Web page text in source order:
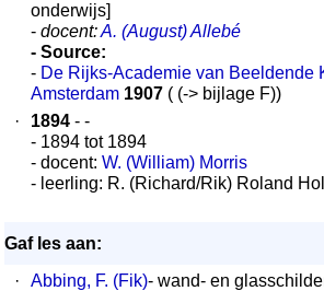
onderwijs]
- docent:A. (August) Allebé
- Source:
- De Rijks-Academie van Beeldende
Amsterdam 1907 ( (-> bijlage F))
·
1894 - -
- 1894 tot 1894
- docent: W. (William) Morris
- leerling: R. (Richard/Rik) Roland
Gaf les aan:
·
Abbing, F. (Fik)- wand- en